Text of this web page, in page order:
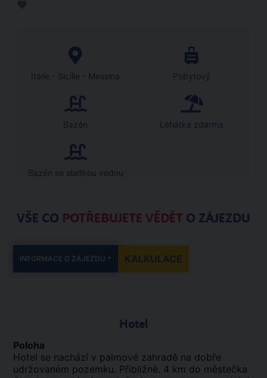
Itálie - Sicílie - Messina Pobytový
Bazén Lehátka zdarma
Bazén se sladkou vodou
VŠE CO POTŘEBUJETE VĚDĚT O ZÁJEZDU
INFORMACE O ZÁJEZDU KALKULACE
Hotel
Poloha
Hotel se nachází v palmové zahradě na dobře
udržovaném pozemku. Přibližně. 4 km do městečka